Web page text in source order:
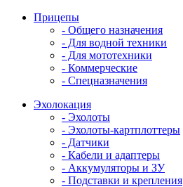
Прицепы
- Общего назначения
- Для водной техники
- Для мототехники
- Коммерческие
- Спецназначения
Эхолокация
- Эхолоты
- Эхолоты-картплоттеры
- Датчики
- Кабели и адаптеры
- Аккумуляторы и ЗУ
- Подставки и крепления